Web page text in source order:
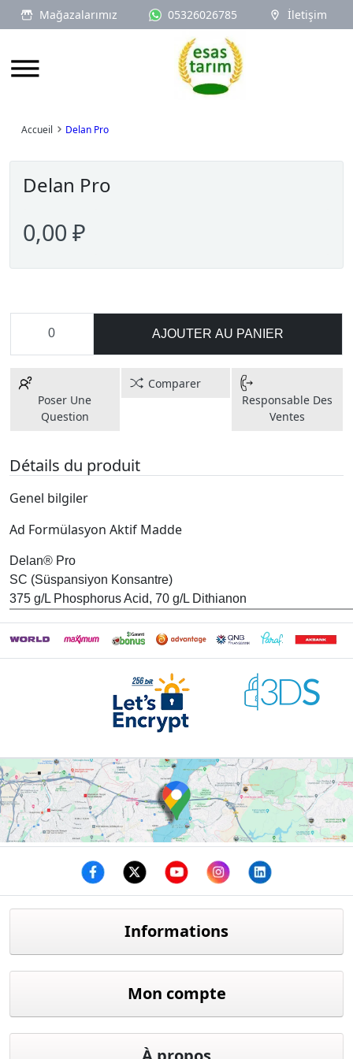
Mağazalarımız 05326026785 İletişim
Logo
Accueil Delan Pro
Delan Pro
0,00 ₽
AJOUTER AU PANIER
Poser Une
Question
Comparer
Responsable Des
Ventes
Détails du produit
Genel bilgiler
Ad Formülasyon Aktif Madde
Delan® Pro
SC (Süspansiyon Konsantre)
375 g/L Phosphorus Acid, 70 g/L Dithianon
Informations
Mon compte